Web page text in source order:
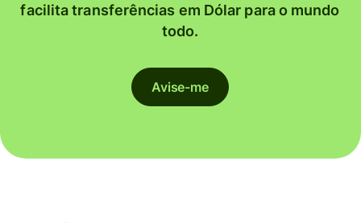
facilita transferências em Dólar para o mundo
todo.
Avise-me